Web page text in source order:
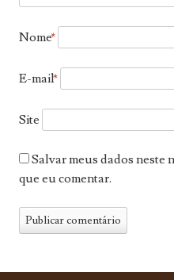
Nome*
E-mail*
Site
Salvar meus dados neste
que eu comentar.